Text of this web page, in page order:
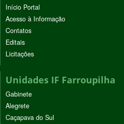
Início Portal
Acesso à Informação
Contatos
Editais
Licitações
Unidades IF Farroupilha
Gabinete
Alegrete
Caçapava do Sul